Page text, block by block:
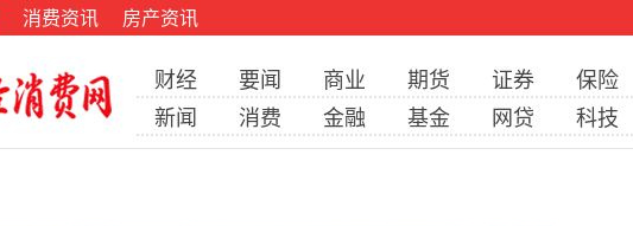
消费资讯 房产资讯
财经 要闻 商业 期货 证券 保险
新闻
消费 金融 基金 网贷 科技